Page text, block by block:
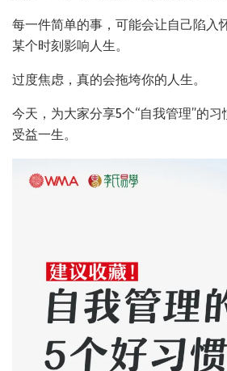
每一件简单的事，可能会让自己陷入
某个时刻影响人生。
过度焦虑，真的会拖垮你的人生。
今天，为大家分享5个“自我管理”的习
受益一生。